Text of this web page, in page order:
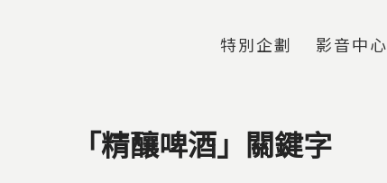
特別企劃 影音中心
「精釀啤酒」關鍵字